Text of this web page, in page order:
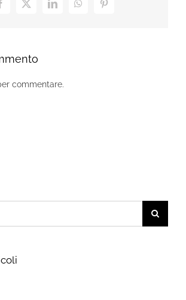
X LinkedInWhatsAppPinterest
per commentare.